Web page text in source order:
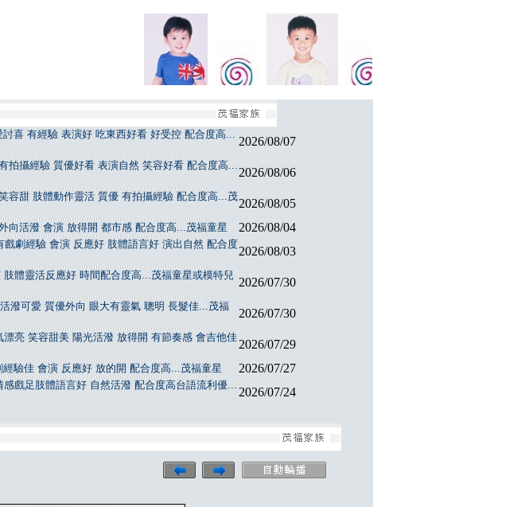
喜 有經驗 表演好 吃東西好看 好受控 配合度高...
2026/08/07
拍攝經驗 質優好看 表演自然 笑容好看 配合度高...
2026/08/06
容甜 肢體動作靈活 質優 有拍攝經驗 配合度高...茂
2026/08/05
向活潑 會演 放得開 都市感 配合度高...茂福童星 2026/08/04
戲劇經驗 會演 反應好 肢體語言好 演出自然 配合度
2026/08/03
體靈活反應好 時間配合度高...茂福童星或模特兒
2026/07/30
潑可愛 質優外向 眼大有靈氣 聰明 長髮佳...茂福
2026/07/30
亮 笑容甜美 陽光活潑 放得開 有節奏感 會吉他佳
2026/07/29
驗佳 會演 反應好 放的開 配合度高...茂福童星 2026/07/27
戲足肢體語言好 自然活潑 配合度高台語流利優...
2026/07/24